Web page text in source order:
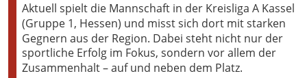
Aktuell spielt die Mannschaft in der Kreisliga A Kassel
(Gruppe 1, Hessen) und misst sich dort mit starken
Gegnern aus der Region. Dabei steht nicht nur der
sportliche Erfolg im Fokus, sondern vor allem der
Zusammenhalt – auf und neben dem Platz.